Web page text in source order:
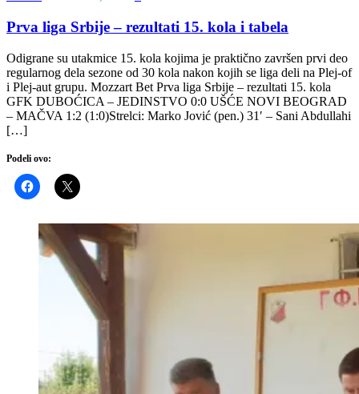
Prva liga Srbije – rezultati 15. kola i tabela
Odigrane su utakmice 15. kola kojima je praktično završen prvi deo
regularnog dela sezone od 30 kola nakon kojih se liga deli na Plej-of
i Plej-aut grupu. Mozzart Bet Prva liga Srbije – rezultati 15. kola
GFK DUBOĆICA – JEDINSTVO 0:0 UŠĆE NOVI BEOGRAD
– MAČVA 1:2 (1:0)Strelci: Marko Jović (pen.) 31′ – Sani Abdullahi
[…]
Podeli ovo: